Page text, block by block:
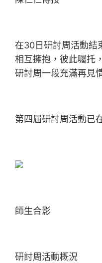
在30日研討周活動結
相互擁抱，彼此囑托
研討周一段充滿再見
第四屆研討周活動已
師生合影
研討周活動概況